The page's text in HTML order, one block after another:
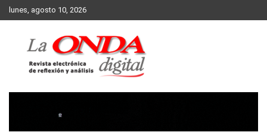
Skip
to
lunes, agosto 10, 2026